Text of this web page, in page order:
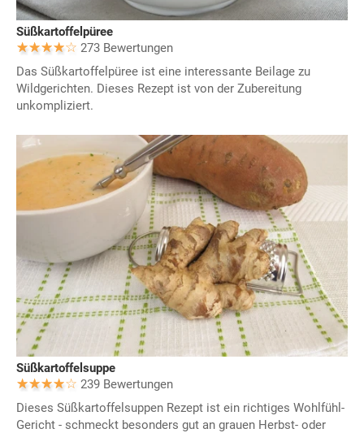
Süßkartoffelpüree
273 Bewertungen
Das Süßkartoffelpüree ist eine interessante Beilage zu
Wildgerichten. Dieses Rezept ist von der Zubereitung
unkompliziert.
Süßkartoffelsuppe
239 Bewertungen
Dieses Süßkartoffelsuppen Rezept ist ein richtiges Wohlfühl-
Gericht - schmeckt besonders gut an grauen Herbst- oder